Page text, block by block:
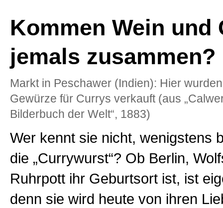
Kommen Wein und
jemals zusammen?
Markt in Peschawer (Indien): Hier
Gewürze für Currys verkauft (aus
Bilderbuch der Welt“, 1883)
Wer kennt sie nicht, wenigstens
die „Currywurst“? Ob Berlin,
Ruhrpott ihr Geburtsort ist, ist
denn sie wird heute von ihren